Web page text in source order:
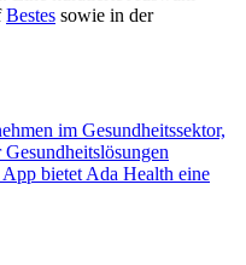
Bestes sowie in der
im Gesundheitssektor,
bietet Ada Health eine